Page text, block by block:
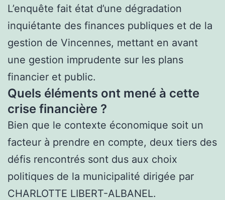
L’enquête fait état d’une dégradation
inquiétante des finances publiques et de la
gestion de Vincennes, mettant en avant
une gestion imprudente sur les plans
financier et public.
Quels éléments ont mené à cette
crise financière ?
Bien que le contexte économique soit un
facteur à prendre en compte, deux tiers des
défis rencontrés sont dus aux choix
politiques de la municipalité dirigée par
CHARLOTTE LIBERT-ALBANEL.